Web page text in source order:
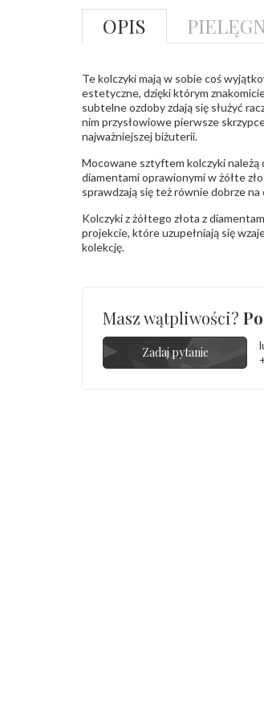
OPIS
Te kolczyki mają w sobie coś
estetyczne, dzięki którym
subtelne ozdoby zdają się służyć
nim przysłowiowe pierwsze
najważniejszej biżuterii.
Mocowane sztyftem kolczyki należą
diamentami oprawionymi w żółte
sprawdzają się też równie dobrze na
Kolczyki z żółtego złota z
projekcie, które uzupełniają się
kolekcję.
Masz wątpliwości?
Zadaj pytanie